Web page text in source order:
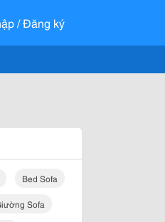
/ Đăng ký
Bed Sofa
Sofa